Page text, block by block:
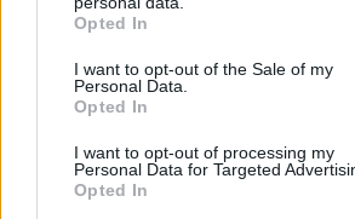
grant or deny consent to Google and its
use your data for below specified
consent section.
Opted In
I want to opt-out of the Sale of my
Personal Data.
Opted In
I want to opt-out of processing my
Personal Data for Targeted
Opted In
Στη ΓΑΔΑ κρατείται η 46χρονη
για την επίθεση στη Marfin, δείτε
φωτογραφίες